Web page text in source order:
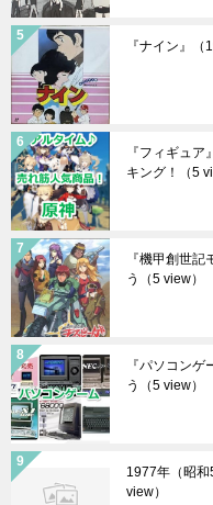
『ナイン』
『フィギュ
キング！
（5
『機甲創世
う
（5 view）
『パソコン
う
（5 view）
1977年（昭和
view）